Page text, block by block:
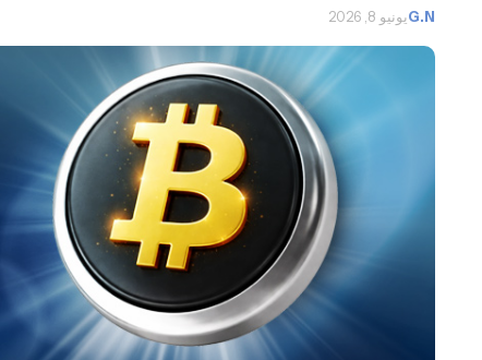
G.Nيونيو 8, 2026